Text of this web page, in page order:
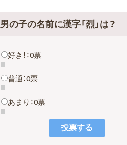
男の子の名前に漢字「烈」は？
好き！：0票
普通：0票
あまり：0票